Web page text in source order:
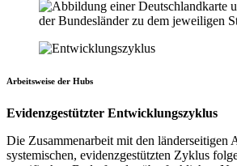
Arbeitsweise der Hubs
Evidenzgestützter Entwicklungszyklus
Die Zusammenarbeit mit den länderseitigen
systemischen, evidenzgestützten Zyklus